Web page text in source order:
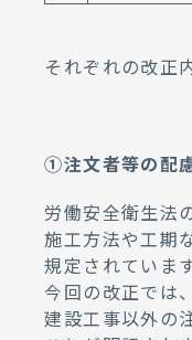
それぞれの改正
①注文者等の配
労働安全衛生法
施工方法や工期
規定されています
今回の改正では
建設工事以外の